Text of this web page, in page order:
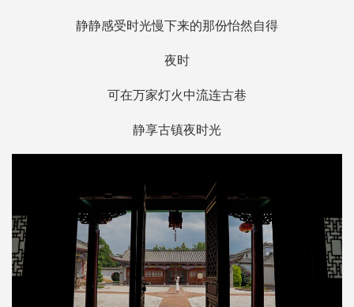
静静感受时光慢下来的那份怡然自得
夜时
可在万家灯火中流连古巷
静享古镇夜时光